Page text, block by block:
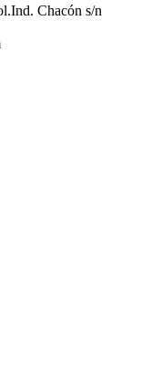
Chacón s/n